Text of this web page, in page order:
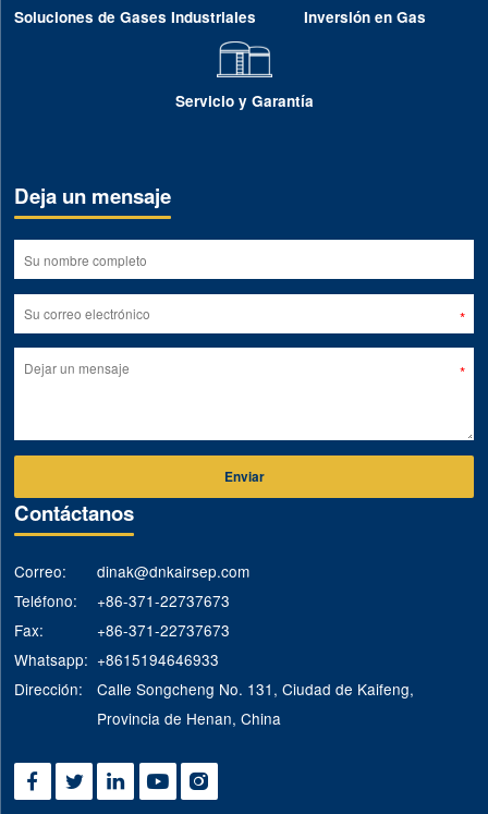
Soluciones de Gases Industriales Inversión en Gas
Servicio y Garantía
Deja un mensaje
Enviar
Contáctanos
Correo:
dinak@dnkairsep.com
Teléfono:
+86-371-22737673
Fax:
+86-371-22737673
Whatsapp: +8615194646933
Dirección:
Calle Songcheng No. 131, Ciudad de Kaifeng,
Provincia de Henan, China
    